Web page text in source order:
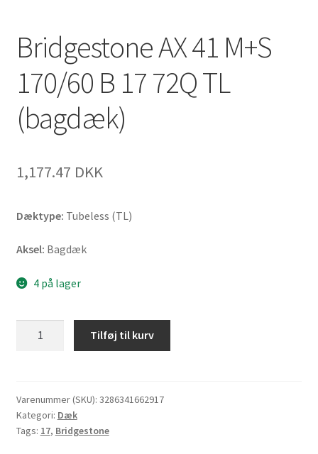
Bridgestone AX 41 M+S
170/60 B 17 72Q TL
(bagdæk)
1,177.47 DKK
Dæktype: Tubeless (TL)
Aksel: Bagdæk
4 på lager
170/60
B
17
Tilføj til kurv
Varenummer (SKU): 3286341662917
Kategori: Dæk
Tags: 17, Bridgestone